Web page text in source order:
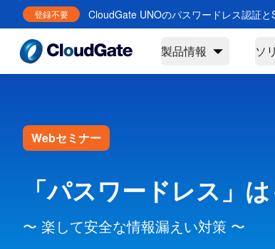
登録不要 CloudGate UNOのパスワードレス認証と
製品情報 ソ
Webセミナー
「パスワードレス」
〜 楽して安全な情報漏えい対策 〜